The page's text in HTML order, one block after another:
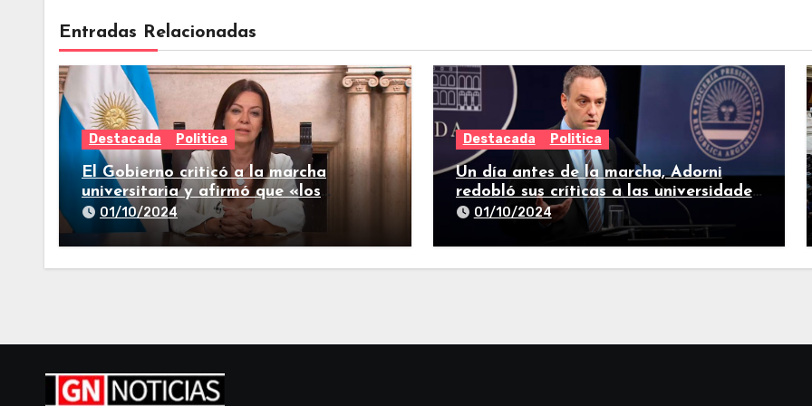
Entradas Relacionadas
Destacada Politica
El Gobierno criticó a la marcha
universitaria y afirmó que «los
reclamos están todos resueltos»
01/10/2024
Destacada Politica
Un día antes de la marcha, Adorni
redobló sus críticas a las universidades
nacionales
01/10/2024